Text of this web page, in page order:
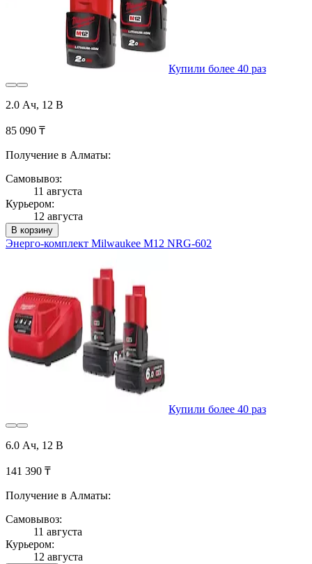
Купили более 40 раз
2.0 Ач, 12 B
85 090 ₸
Получение в Алматы:
Самовывоз:
11 августа
Курьером:
12 августа
В корзину
Энерго-комплект Milwaukee M12 NRG-602
Купили более 40 раз
6.0 Ач, 12 В
141 390 ₸
Получение в Алматы:
Самовывоз:
11 августа
Курьером:
12 августа